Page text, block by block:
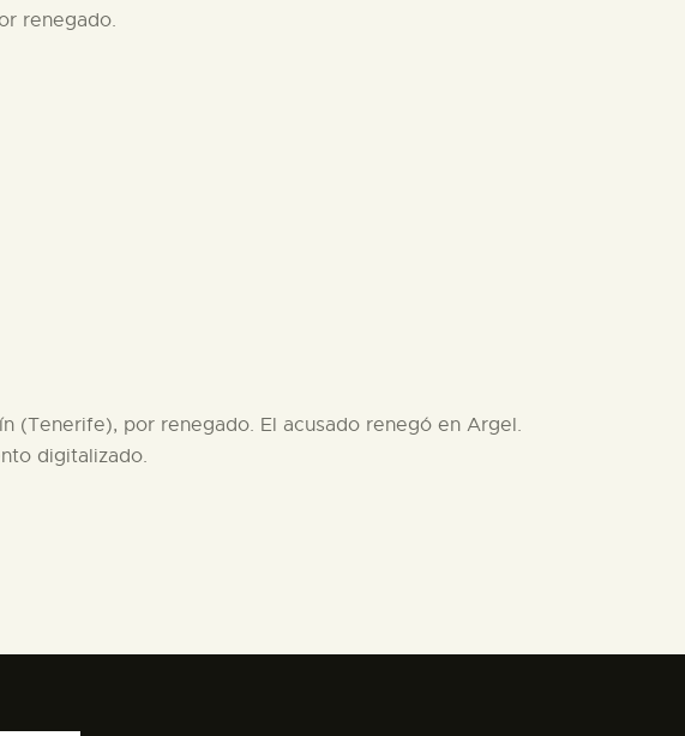
renegado.
(Tenerife), por renegado. El acusado renegó en Argel.
digitalizado.